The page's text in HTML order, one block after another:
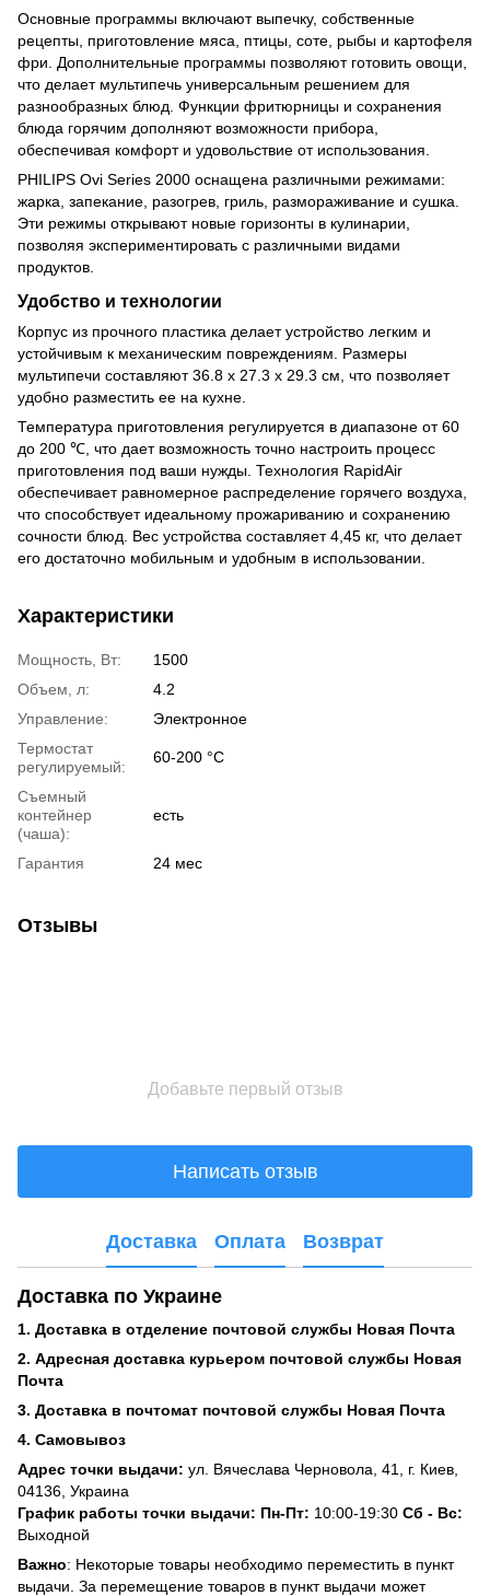
Основные программы включают выпечку, собственные
рецепты, приготовление мяса, птицы, соте, рыбы и картофеля
фри. Дополнительные программы позволяют готовить овощи,
что делает мультипечь универсальным решением для
разнообразных блюд. Функции фритюрницы и сохранения
блюда горячим дополняют возможности прибора,
обеспечивая комфорт и удовольствие от использования.
PHILIPS Ovi Series 2000 оснащена различными режимами:
жарка, запекание, разогрев, гриль, размораживание и сушка.
Эти режимы открывают новые горизонты в кулинарии,
позволяя экспериментировать с различными видами
продуктов.
Удобство и технологии
Корпус из прочного пластика делает устройство легким и
устойчивым к механическим повреждениям. Размеры
мультипечи составляют 36.8 x 27.3 x 29.3 см, что позволяет
удобно разместить ее на кухне.
Температура приготовления регулируется в диапазоне от 60
до 200 ℃, что дает возможность точно настроить процесс
приготовления под ваши нужды. Технология RapidAir
обеспечивает равномерное распределение горячего воздуха,
что способствует идеальному прожариванию и сохранению
сочности блюд. Вес устройства составляет 4,45 кг, что делает
его достаточно мобильным и удобным в использовании.
Характеристики
Мощность, Вт:
1500
Объем, л:
4.2
Управление:
Электронное
Термостат
регулируемый:
60-200 °C
Съемный
контейнер
(чаша):
есть
Гарантия 24 мес
Отзывы
Добавьте первый отзыв
Написать отзыв
Доставка Оплата Возврат
Доставка по Украине
1. Доставка в отделение почтовой службы Новая Почта
2. Адресная доставка курьером почтовой службы Новая
Почта
3. Доставка в почтомат почтовой службы Новая Почта
4. Самовывоз
Адрес точки выдачи: ул. Вячеслава Черновола, 41, г. Киев,
04136, Украина
График работы точки выдачи: Пн-Пт: 10:00-19:30 Сб - Вс:
Выходной
Важно: Некоторые товары необходимо переместить в пункт
выдачи. За перемещение товаров в пункт выдачи может